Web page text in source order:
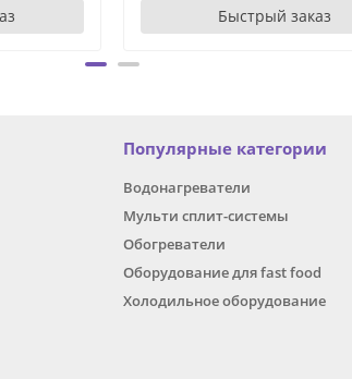
Быстрый заказ
Популярные категории
Водонагреватели
Мульти сплит-системы
Обогреватели
Оборудование для fast food
Холодильное оборудование